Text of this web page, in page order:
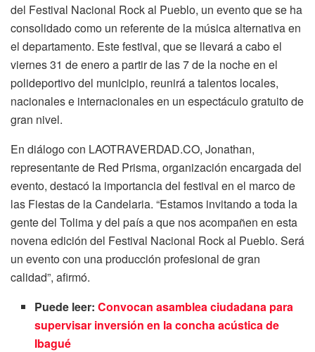
del Festival Nacional Rock al Pueblo, un evento que se ha
consolidado como un referente de la música alternativa en
el departamento. Este festival, que se llevará a cabo el
viernes 31 de enero a partir de las 7 de la noche en el
polideportivo del municipio, reunirá a talentos locales,
nacionales e internacionales en un espectáculo gratuito de
gran nivel.
En diálogo con LAOTRAVERDAD.CO, Jonathan,
representante de Red Prisma, organización encargada del
evento, destacó la importancia del festival en el marco de
las Fiestas de la Candelaria. “Estamos invitando a toda la
gente del Tolima y del país a que nos acompañen en esta
novena edición del Festival Nacional Rock al Pueblo. Será
un evento con una producción profesional de gran
calidad”, afirmó.
Puede leer:Convocan asamblea ciudadana para
supervisar inversión en la concha acústica de
Ibagué